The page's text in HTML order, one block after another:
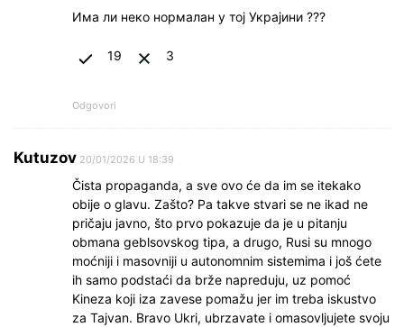
Има ли неко нормалан у тој Украјини ???
19 3
Odgovori
Kutuzov 20/01/2026 U 18:39
Čista propaganda, a sve ovo će da im se itekako
obije o glavu. Zašto? Pa takve stvari se ne ikad ne
pričaju javno, što prvo pokazuje da je u pitanju
obmana geblsovskog tipa, a drugo, Rusi su mnogo
moćniji i masovniji u autonomnim sistemima i još ćete
ih samo podstaći da brže napreduju, uz pomoć
Kineza koji iza zavese pomažu jer im treba iskustvo
za Tajvan. Bravo Ukri, ubrzavate i omasovljujete svoju